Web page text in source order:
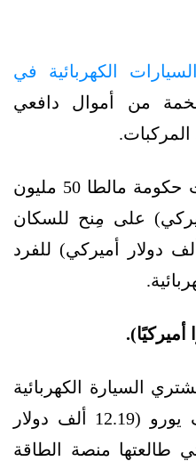
السيارات الكهربائية في
من أموال دافعي
وعلى سبيل المثال، أنفقت حكومة مالطا 50 مليون
أميركي) على مِنح للسكان
5 آلاف يورو (5.3 ألف دولار أميركي) للفرد
السيارة الكهربائية
على دعم بمبلغ 11.5 ألف يورو (12.19 ألف دولار
طالعتها منصة الطاقة